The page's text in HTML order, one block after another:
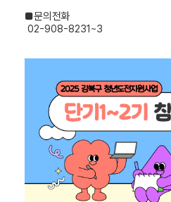
■문의전화
02-908-8231~3